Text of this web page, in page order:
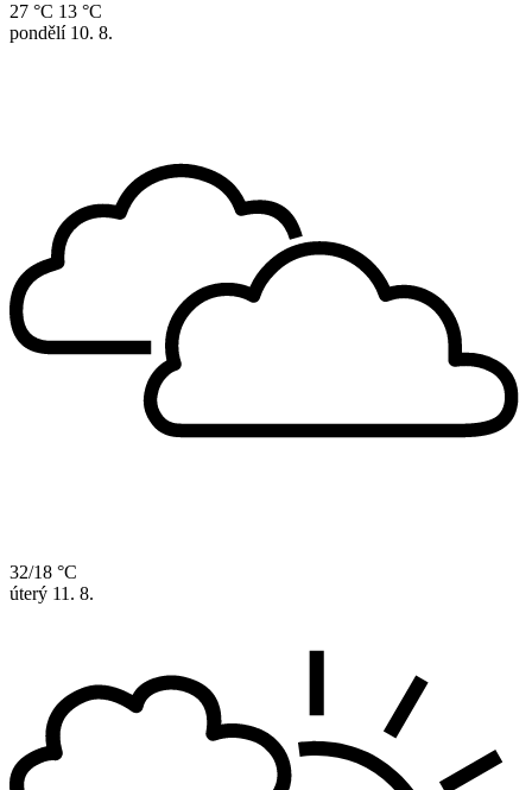
27 °C 13 °C
pondělí 10. 8.
32/18 °C
úterý 11. 8.